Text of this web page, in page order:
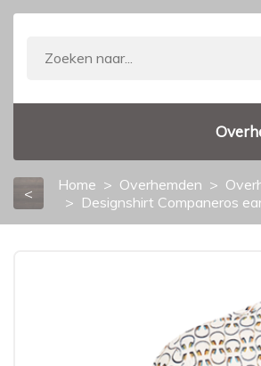
< Home Overhemden
Designshirt Companeros